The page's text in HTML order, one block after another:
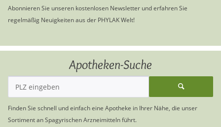
Abonnieren Sie unseren kostenlosen Newsletter und erfahren Sie
regelmäßig Neuigkeiten aus der PHYLAK Welt!
Apotheken-Suche
Finden Sie schnell und einfach eine Apotheke in Ihrer Nähe, die unser
Sortiment an Spagyrischen Arzneimitteln führt.